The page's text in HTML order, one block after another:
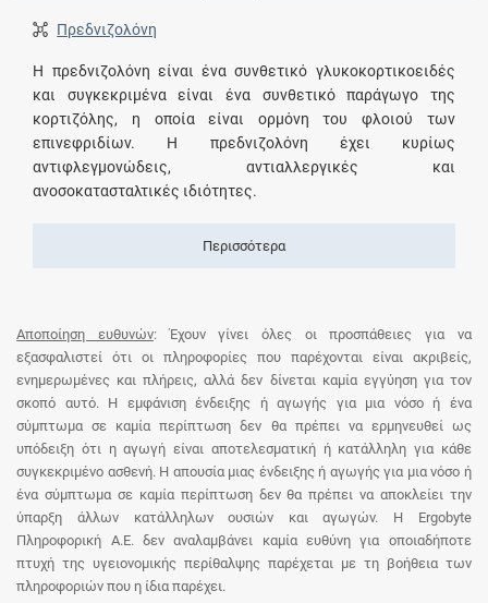
Πρεδνιζολόνη
Η πρεδνιζολόνη είναι ένα συνθετικό γλυκοκορτικοειδές
και συγκεκριμένα είναι ένα συνθετικό παράγωγο της
κορτιζόλης, η οποία είναι ορμόνη του φλοιού των
επινεφριδίων. Η πρεδνιζολόνη έχει κυρίως
αντιφλεγμονώδεις, αντιαλλεργικές και
ανοσοκατασταλτικές ιδιότητες.
Περισσότερα
Αποποίηση ευθυνών: Έχουν γίνει όλες οι προσπάθειες για να
εξασφαλιστεί ότι οι πληροφορίες που παρέχονται είναι ακριβείς,
ενημερωμένες και πλήρεις, αλλά δεν δίνεται καμία εγγύηση για τον
σκοπό αυτό. Η εμφάνιση ένδειξης ή αγωγής για μια νόσο ή ένα
σύμπτωμα σε καμία περίπτωση δεν θα πρέπει να ερμηνευθεί ως
υπόδειξη ότι η αγωγή είναι αποτελεσματική ή κατάλληλη για κάθε
συγκεκριμένο ασθενή. Η απουσία μιας ένδειξης ή αγωγής για μια νόσο ή
ένα σύμπτωμα σε καμία περίπτωση δεν θα πρέπει να αποκλείει την
ύπαρξη άλλων κατάλληλων ουσιών και αγωγών. Η Ergobyte
Πληροφορική Α.Ε. δεν αναλαμβάνει καμία ευθύνη για οποιαδήποτε
πτυχή της υγειονομικής περίθαλψης παρέχεται με τη βοήθεια των
πληροφοριών που η ίδια παρέχει.